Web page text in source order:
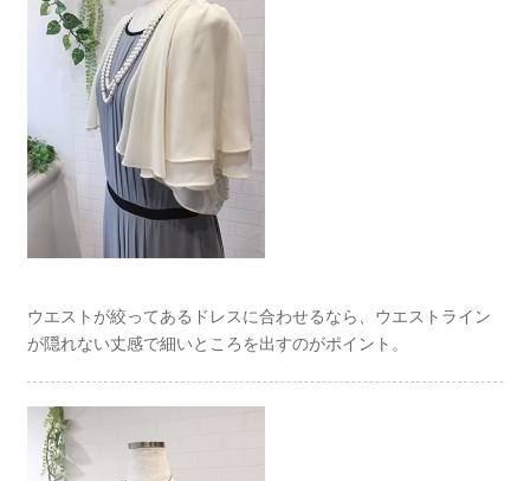
ウエストが絞ってあるドレスに合わせるなら、ウエストライン
が隠れない丈感で細いところを出すのがポイント。